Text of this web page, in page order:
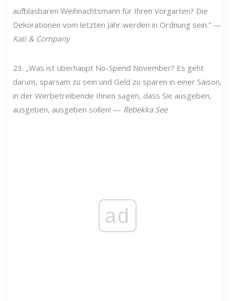
aufblasbaren Weihnachtsmann für Ihren Vorgarten? Die
Dekorationen vom letzten Jahr werden in Ordnung sein.“ —
Kati & Company
23. „Was ist überhaupt No-Spend November? Es geht
darum, sparsam zu sein und Geld zu sparen in einer Saison,
in der Werbetreibende Ihnen sagen, dass Sie ausgeben,
ausgeben, ausgeben sollen! — Rebekka See
ad